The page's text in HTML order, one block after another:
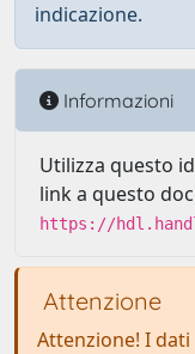
indicazione.
Informazioni
Utilizza questo
link a questo
https://
Attenzione
Attenzione! I